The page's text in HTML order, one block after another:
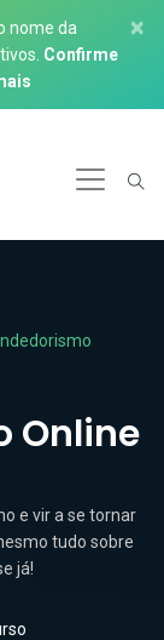
nome da
Confirme
×
Online
e vir a se tornar
tudo sobre
já!